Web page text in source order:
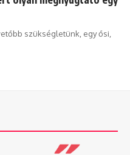
szükségletünk, egy ősi,